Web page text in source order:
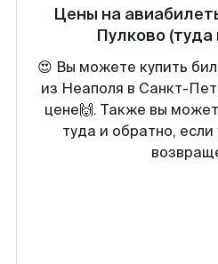
Цены на
Пулково (туда
😍 Вы можете купить
из Неаполя в Санкт-
цене🙌. Также вы
туда и обратно,